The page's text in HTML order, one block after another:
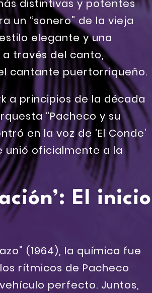
distintivas y potentes
un “sonero” de la vieja
elegante y una
través del canto,
cantante puertorriqueño.
a principios de la década
“Pacheco y su
en la voz de ‘El Conde’
unió oficialmente a la
El inicio
(1964), la química fue
rítmicos de Pacheco
perfecto. Juntos,